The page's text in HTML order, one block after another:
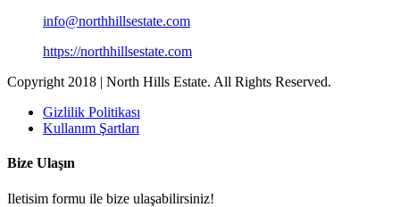
info@northhillsestate.com
https://northhillsestate.com
Copyright 2018 | North Hills Estate. All Rights Reserved.
Gizlilik Politikası
Kullanım Şartları
Bize Ulaşın
Iletisim formu ile bize ulaşabilirsiniz!